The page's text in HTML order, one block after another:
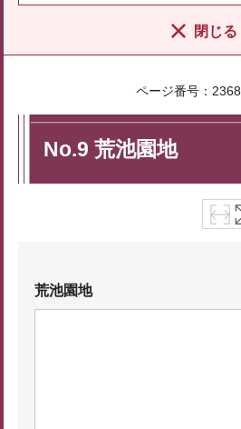
閉じる
ページ番号：2368
No.9 荒池園地
荒池園地